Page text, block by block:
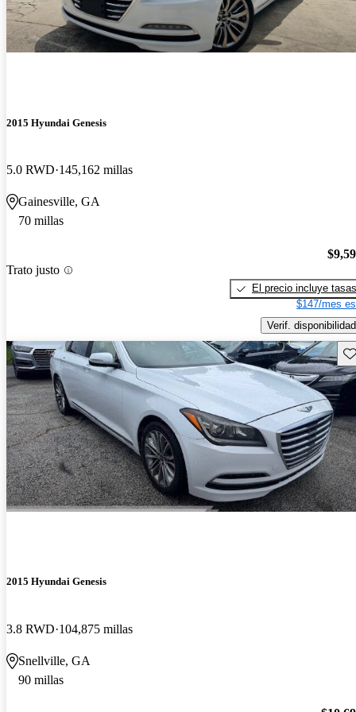
2015 Hyundai Genesis
5.0 RWD 145,162 millas
Gainesville, GA
70 millas
Trato justo
El precio incluye tasas
$147/mes
Verif. disponibilidad
2015 Hyundai Genesis
3.8 RWD 104,875 millas
Snellville, GA
90 millas